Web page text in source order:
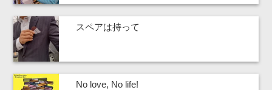
スペアは持って
No love, No life!